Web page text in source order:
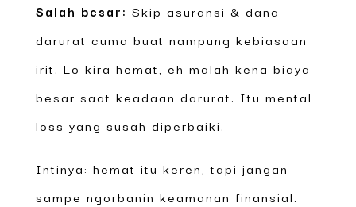
Salah besar: Skip asuransi & dana
darurat cuma buat nampung kebiasaan
irit. Lo kira hemat, eh malah kena biaya
besar saat keadaan darurat. Itu mental
loss yang susah diperbaiki.
Intinya: hemat itu keren, tapi jangan
sampe ngorbanin keamanan finansial.